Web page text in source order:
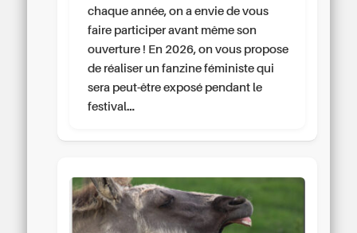
chaque année, on a envie de vous
faire participer avant même son
ouverture ! En 2026, on vous propose
de réaliser un fanzine féministe qui
sera peut-être exposé pendant le
festival…